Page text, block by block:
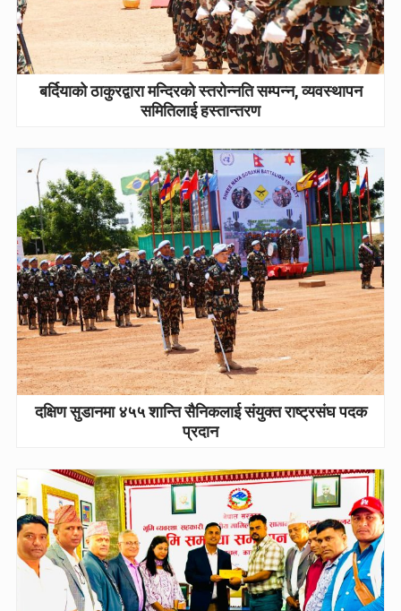
बर्दियाको ठाकुरद्वारा मन्दिरको स्तरोन्नति सम्पन्न, व्यवस्थापन
समितिलाई हस्तान्तरण
दक्षिण सुडानमा ४५५ शान्ति सैनिकलाई संयुक्त राष्ट्रसंघ पदक
प्रदान